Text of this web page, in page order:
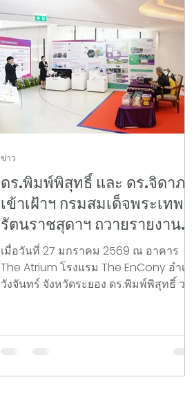
รูปแบบ พิธีลงนามความร่วมมือในครั้งนี้จัด
ขึ้นภายในงาน Thai Deeptech Meetu
ดร.พิมพ์พิสุทธิ์ และ ดร.จิดาภา
เข้าเฝ้าฯ กรมสมเด็จพระเทพ
รัตนราชสุดาฯ ถวายรายงาน
ความก้าวหน้า “Cleantech
and Beyond” นวัตกรรมสปิ
นออฟจาก VISTEC
เมื่อวันที่ 27 มกราคม 2569 ณ อาคาร
The Atrium โรงแรม The EnCony อำเภอ
วังจันทร์ จังหวัดระยอง ดร.พิมพ์พิสุทธิ์ วร
ได้รับพระมหากรุณาธิคุณให้เข้าเฝ้าทูล
ข่าว